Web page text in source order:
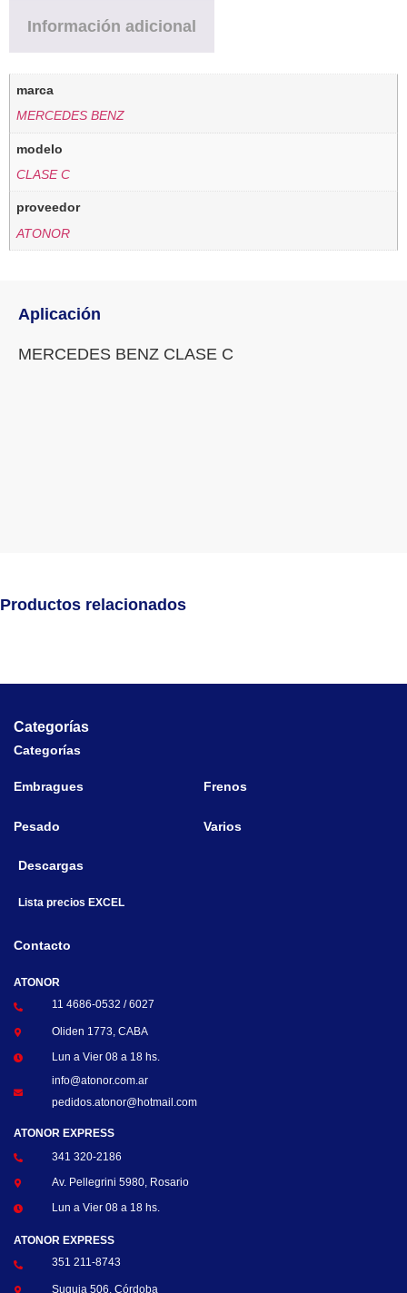
Información adicional
marca
MERCEDES BENZ
modelo
CLASE C
proveedor
ATONOR
Aplicación
MERCEDES BENZ CLASE C
Productos relacionados
Categorías
Categorías
Embragues Frenos
Pesado Varios
Descargas
Lista precios EXCEL
Contacto
ATONOR
11 4686-0532 / 6027
Oliden 1773, CABA
Lun a Vier 08 a 18 hs.
info@atonor.com.ar
pedidos.atonor@hotmail.com
ATONOR EXPRESS
341 320-2186
Av. Pellegrini 5980, Rosario
Lun a Vier 08 a 18 hs.
ATONOR EXPRESS
351 211-8743
Suquia 506, Córdoba